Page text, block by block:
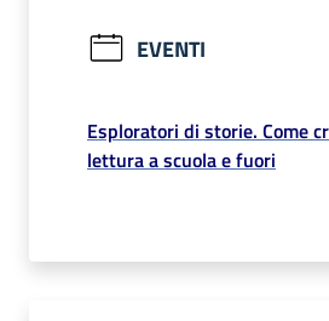
EVENTI
Esploratori di storie. Come
lettura a scuola e fuori